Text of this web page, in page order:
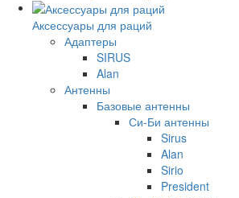
Аксессуары для раций
Адаптеры
SIRUS
Alan
Антенны
Базовые антенны
Си-Би антенны
Sirus
Alan
Sirio
President